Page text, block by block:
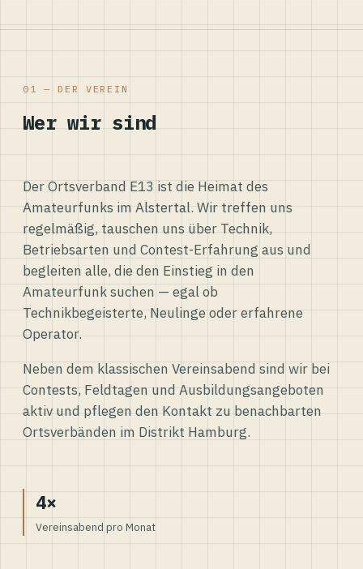
01 — DER VEREIN
Wer wir sind
Der Ortsverband E13 ist die Heimat des
Amateurfunks im Alstertal. Wir treffen uns
regelmäßig, tauschen uns über Technik,
Betriebsarten und Contest-Erfahrung aus und
begleiten alle, die den Einstieg in den
Amateurfunk suchen — egal ob
Technikbegeisterte, Neulinge oder erfahrene
Operator.
Neben dem klassischen Vereinsabend sind wir bei
Contests, Feldtagen und Ausbildungsangeboten
aktiv und pflegen den Kontakt zu benachbarten
Ortsverbänden im Distrikt Hamburg.
4×
Vereinsabend pro Monat